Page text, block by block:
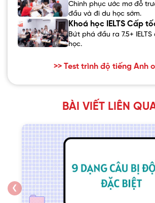
Chinh phục ước mơ đỗ
đầu và đi du học sớm.
Khoá học IELTS Cấp
Bứt phá đầu ra 7.5+
học.
>> Test trình độ tiếng Anh
BÀI VIẾT LIÊN
❮